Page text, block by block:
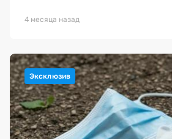
4 месяца назад